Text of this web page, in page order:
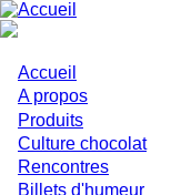
Aller
au
principal
Main
navigation
Accueil
A propos
Produits
Culture chocolat
Rencontres
Billets d'humeur